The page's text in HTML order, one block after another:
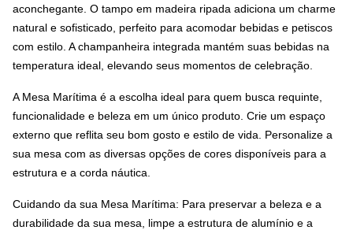
aconchegante. O tampo em madeira ripada adiciona um charme
natural e sofisticado, perfeito para acomodar bebidas e petiscos
com estilo. A champanheira integrada mantém suas bebidas na
temperatura ideal, elevando seus momentos de celebração.
A Mesa Marítima é a escolha ideal para quem busca requinte,
funcionalidade e beleza em um único produto. Crie um espaço
externo que reflita seu bom gosto e estilo de vida. Personalize a
sua mesa com as diversas opções de cores disponíveis para a
estrutura e a corda náutica.
Cuidando da sua Mesa Marítima: Para preservar a beleza e a
durabilidade da sua mesa, limpe a estrutura de alumínio e a